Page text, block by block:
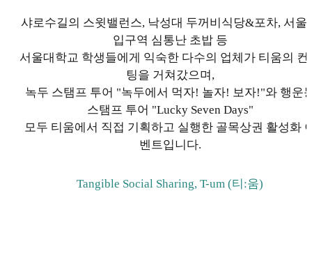
샤로수길의 스윗밸런스, 낙성대 두꺼비식당&포차, 서울
입구역 심통난 초밥 등
서울대학교 학생들에게 익숙한 다수의 업체가 티움의 컨
팅을 거쳐갔으며,
녹두 스탬프 투어 "녹두에서 먹자! 놀자! 보자!"와 행운
스탬프 투어 "Lucky Seven Days"
모두 티움에서 직접 기획하고 실행한 골목상권 활성화
벤트입니다.
Tangible Social Sharing, T-um (티:움)